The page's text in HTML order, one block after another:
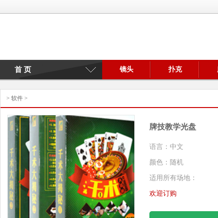
镜头 扑克
首 页
> 软件 >
牌技教学光盘
语言：中文
颜色：随机
适用所有场地：
欢迎订购